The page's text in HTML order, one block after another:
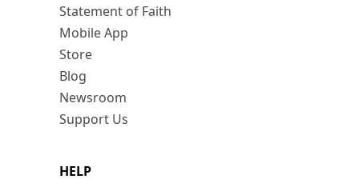
Statement of Faith
Mobile App
Store
Blog
Newsroom
Support Us
HELP